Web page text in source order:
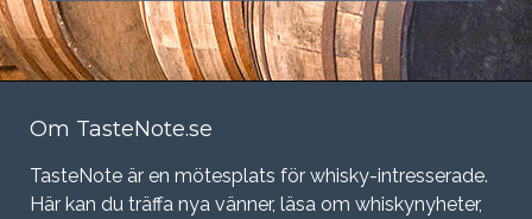
Om TasteNote.se
TasteNote är en mötesplats för whisky-intresserade.
Här kan du träffa nya vänner, läsa om whiskynyheter,